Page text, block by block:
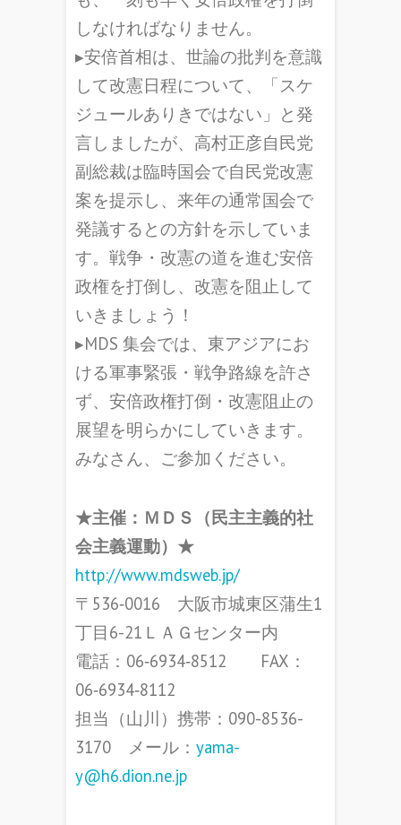
しなければなりません。
▸安倍首相は、世論の批判を意識
して改憲日程について、「スケ
ジュールありきではない」と発
言しましたが、高村正彦自民党
副総裁は臨時国会で自民党改憲
案を提示し、来年の通常国会で
発議するとの方針を示していま
す。戦争・改憲の道を進む安倍
政権を打倒し、改憲を阻止して
いきましょう！
▸MDS 集会では、東アジアにお
ける軍事緊張・戦争路線を許さ
ず、安倍政権打倒・改憲阻止の
展望を明らかにしていきます。
みなさん、ご参加ください。
★主催：ＭＤＳ（民主主義的社
会主義運動）★
http://www.mdsweb.jp/
〒536‐0016 大阪市城東区蒲生1
丁目6-21ＬＡＧセンター内
電話：06‐6934‐8512 FAX：
06‐6934‐8112
担当（山川）携帯：090-8536-
3170 メール： yama-
y@h6.dion.ne.jp